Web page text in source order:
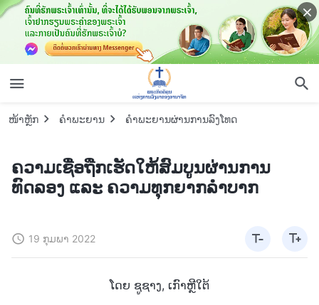
ໜ້າຫຼັກ ຄຳພະຍານ ຄໍາພະຍານຜ່ານການລົງໂທດ
ຄວາມເຊື່ອຖືກເຮັດໃຫ້ສົມບູນຜ່ານການ
ທົດລອງ ແລະ ຄວາມທຸກຍາກລຳບາກ
19 ກຸມພາ 2022
ໂດຍ ຊູຊາງ, ເກົາຫຼີໃຕ້